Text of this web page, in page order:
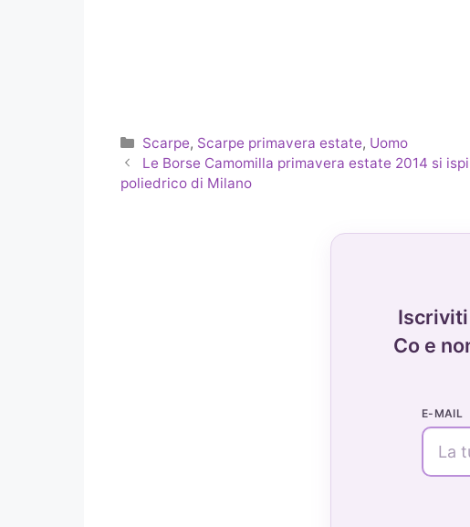
Categorie
Scarpe, Scarpe primavera estate, Uomo
Le Borse Camomilla primavera estate 2014 si
poliedrico di Milano
Iscriviti
Co e
E-MAIL